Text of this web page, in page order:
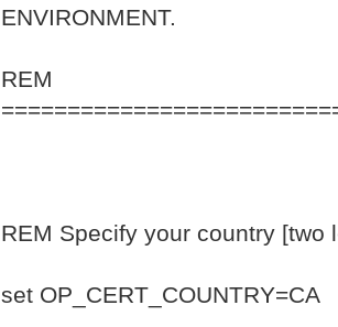
ENVIRONMENT.
REM
REM Specify your country [two
set OP_CERT_COUNTRY=CA